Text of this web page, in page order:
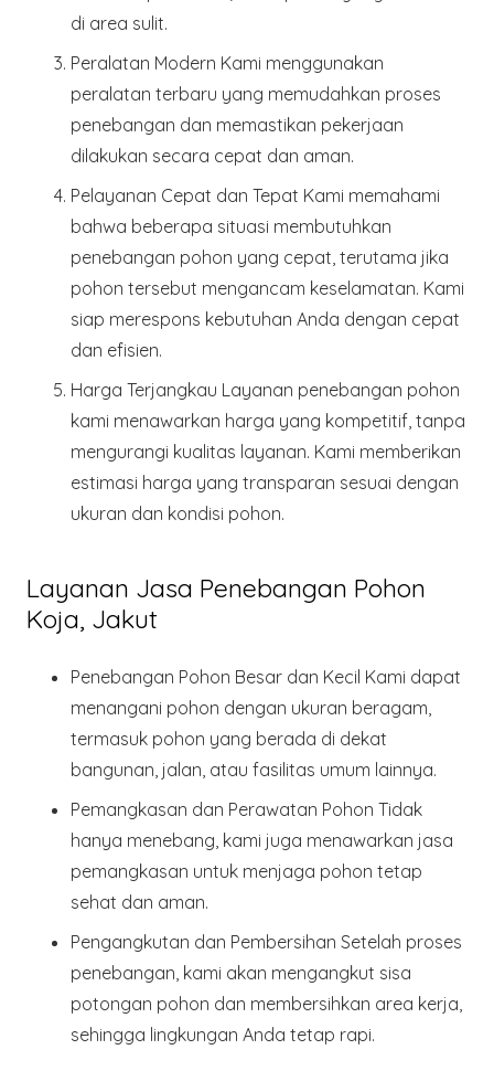
di area sulit.
Peralatan Modern Kami menggunakan
peralatan terbaru yang memudahkan proses
penebangan dan memastikan pekerjaan
dilakukan secara cepat dan aman.
Pelayanan Cepat dan Tepat Kami memahami
bahwa beberapa situasi membutuhkan
penebangan pohon yang cepat, terutama jika
pohon tersebut mengancam keselamatan. Kami
siap merespons kebutuhan Anda dengan cepat
dan efisien.
Harga Terjangkau Layanan penebangan pohon
kami menawarkan harga yang kompetitif, tanpa
mengurangi kualitas layanan. Kami memberikan
estimasi harga yang transparan sesuai dengan
ukuran dan kondisi pohon.
Layanan Jasa Penebangan Pohon
Koja, Jakut
Penebangan Pohon Besar dan Kecil Kami dapat
menangani pohon dengan ukuran beragam,
termasuk pohon yang berada di dekat
bangunan, jalan, atau fasilitas umum lainnya.
Pemangkasan dan Perawatan Pohon Tidak
hanya menebang, kami juga menawarkan jasa
pemangkasan untuk menjaga pohon tetap
sehat dan aman.
Pengangkutan dan Pembersihan Setelah proses
penebangan, kami akan mengangkut sisa
potongan pohon dan membersihkan area kerja,
sehingga lingkungan Anda tetap rapi.